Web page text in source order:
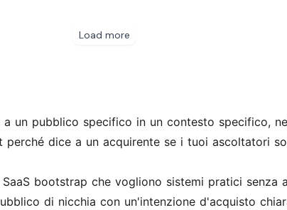
un pubblico specifico in un contesto specifico,
dice a un acquirente se i tuoi ascoltatori
bootstrap che vogliono sistemi pratici senza
di nicchia con un'intenzione d'acquisto